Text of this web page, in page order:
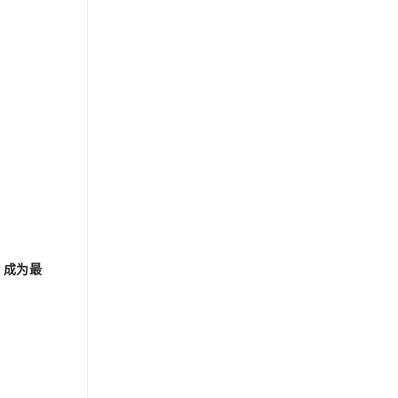
为最